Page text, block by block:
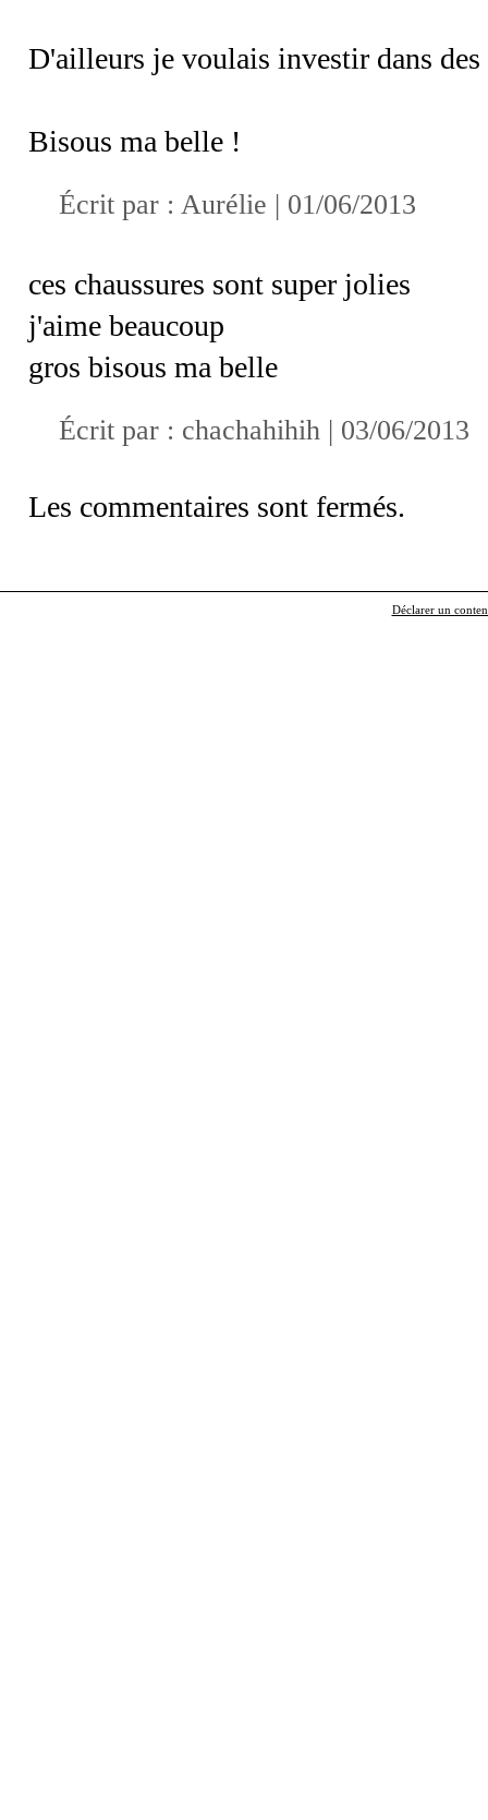
D'ailleurs je voulais investir dans
Bisous ma belle !
Écrit par : Aurélie | 01/06/2013
ces chaussures sont super jolies
j'aime beaucoup
gros bisous ma belle
Écrit par : chachahihih | 03/06/2013
Les commentaires sont fermés.
Déclarer un